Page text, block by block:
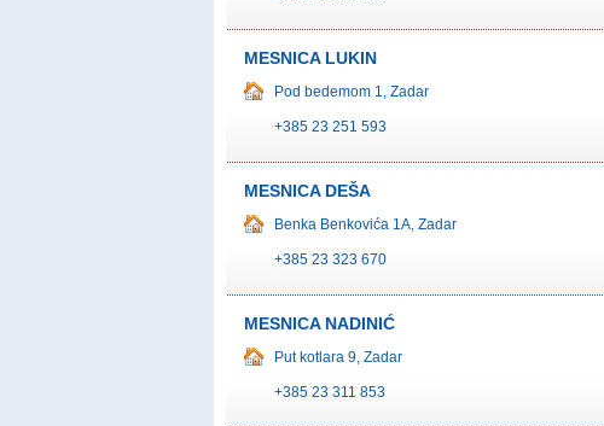
MESNICA LUKIN
Pod bedemom 1, Zadar
+385 23 251 593
MESNICA DEŠA
Benka Benkovića 1A, Zadar
+385 23 323 670
MESNICA NADINIĆ
Put kotlara 9, Zadar
+385 23 311 853